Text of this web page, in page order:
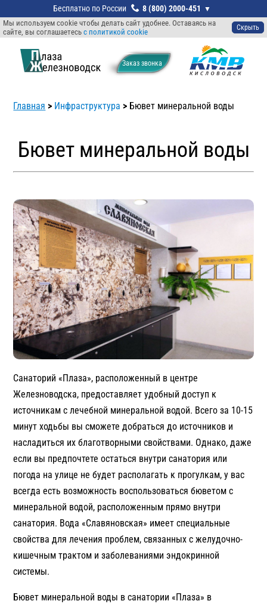
Мы используем cookie чтобы делать сайт удобнее. Оставаясь на
сайте, вы соглашаетесь с политикой cookie Скрыть
Заказ звонкa
8 (800) 2000-451
Главная > Инфраструктура > Бювет минеральной воды
Бювет минеральной воды
Санаторий «Плаза», расположенный в центре
Железноводска, предоставляет удобный доступ к
источникам с лечебной минеральной водой. Всего за 10-15
минут ходьбы вы сможете добраться до источников и
насладиться их благотворными свойствами. Однако, даже
если вы предпочтете остаться внутри санатория или
погода на улице не будет располагать к прогулкам, у вас
всегда есть возможность воспользоваться бюветом с
минеральной водой, расположенным прямо внутри
санатория. Вода «Славяновская» имеет специальные
свойства для лечения проблем, связанных с желудочно-
кишечным трактом и заболеваниями эндокринной
системы.
Бювет минеральной воды в санатории «Плаза» в